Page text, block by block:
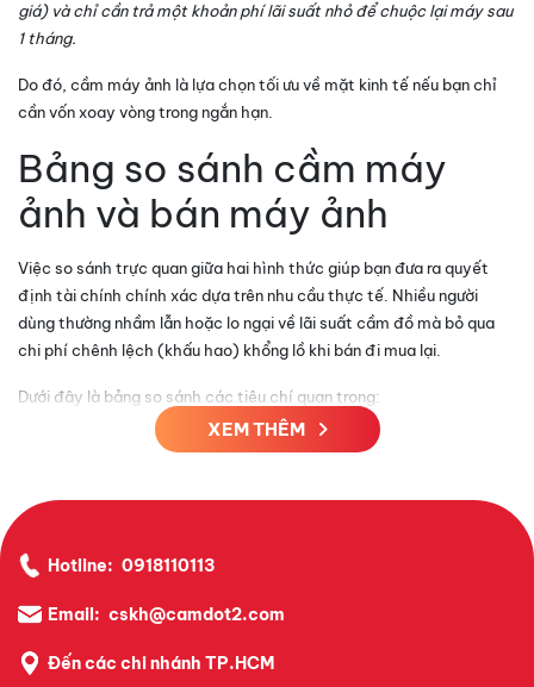
giá) và chỉ cần trả một khoản phí lãi suất nhỏ để chuộc lại máy sau
1 tháng.
Do đó, cầm máy ảnh là lựa chọn tối ưu về mặt kinh tế nếu bạn chỉ
cần vốn xoay vòng trong ngắn hạn.
Bảng so sánh cầm máy
ảnh và bán máy ảnh
Việc so sánh trực quan giữa hai hình thức giúp bạn đưa ra quyết
định tài chính chính xác dựa trên nhu cầu thực tế. Nhiều người
dùng thường nhầm lẫn hoặc lo ngại về lãi suất cầm đồ mà bỏ qua
chi phí chênh lệch (khấu hao) khổng lồ khi bán đi mua lại.
Dưới đây là bảng so sánh các tiêu chí quan trọng:
Cầm máy ảnh tại Camdot2
Bán máy ảnh (Thanh
Quyền sở
Vẫn giữ quyền sở hữu, chỉ tạm Mất quyền sở hữu vĩnh
Giá trị nhận
80% - 90% giá trị thị trường.
Cơ hội sử
dụng lại
Có thể chuộc lại bất cứ lúc
XEM THÊM
Hotline: 0918110113
Email: cskh@camdot2.com
Đến các chi nhánh TP.HCM